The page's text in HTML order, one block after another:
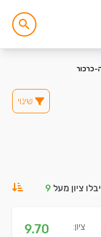
כרכור
שינוי
ציון מעל 9
ציון: 9.70